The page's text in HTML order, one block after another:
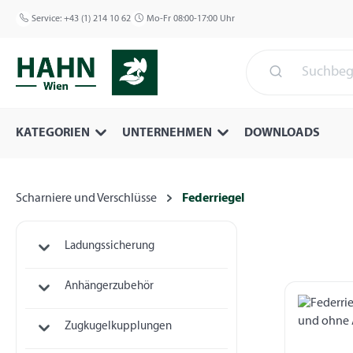
Hauptinhalt springen
Zur Suche springen
Zur Hauptnavigation springen
Service: +43 (1) 214 10 62 Mo-Fr 08:00-17:00 Uhr
KATEGORIEN UNTERNEHMEN DOWNLOADS
Scharniere und Verschlüsse Federriegel
Ladungssicherung
Anhängerzubehör
Zugkugelkupplungen